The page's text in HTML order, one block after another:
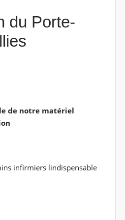
du Porte-
de notre matériel